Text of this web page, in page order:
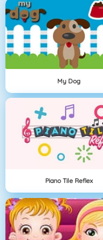
My Dog
Piano Tile Reflex